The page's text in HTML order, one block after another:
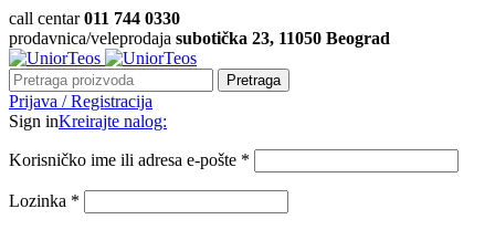
call centar011 744 0330
prodavnica/veleprodaja subotička 23, 11050 Beograd
Pretraga
Prijava / Registracija
Sign inKreirajte nalog:
Korisničko ime ili adresa e-pošte *
Lozinka *